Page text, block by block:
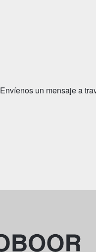
Envíenos un mensaje a